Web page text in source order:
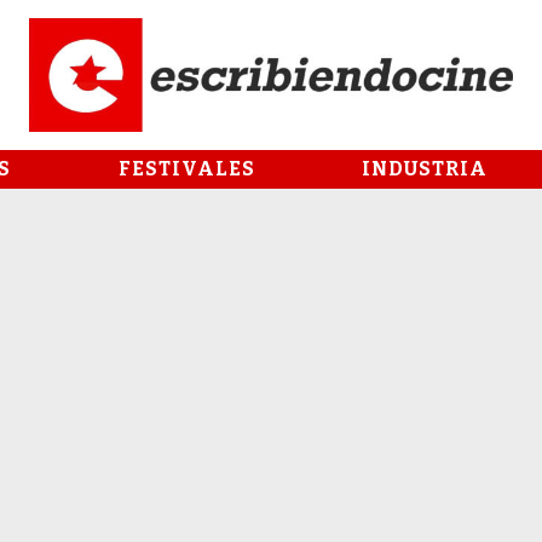
FESTIVALES INDUSTRIA